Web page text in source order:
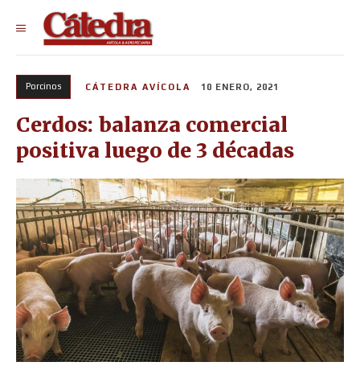
Porcinos CÁTEDRA AVÍCOLA 10 ENERO, 2021
Cerdos: balanza comercial
positiva luego de 3 décadas